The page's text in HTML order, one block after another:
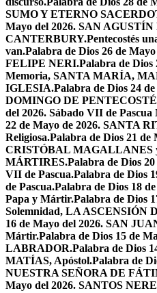
SUMO Y ETERNO
Mayo del 2026. SAN AGUSTÍN
CANTERBURY.Pentecostés
van.Palabra de Dios 26 de
FELIPE NERI.Palabra de Dios
Memoria, SANTA MARÍA,
IGLESIA.Palabra de Dios 24
DOMINGO DE
del 2026. Sábado VII de
22 de Mayo de 2026. SANTA
Religiosa.Palabra de Dios 21 de
CRISTÓBAL MAGALLANES
MÁRTIRES.Palabra de Dios
VII de Pascua.Palabra de Dios
de Pascua.Palabra de Dios 18
Papa y Mártir.Palabra de Dios
Solemnidad, LA ASCENSIÓN
16 de Mayo del 2026. SAN
Mártir.Palabra de Dios 15 de
LABRADOR.Palabra de Dios
MATÍAS, Apóstol.Palabra de
NUESTRA SEÑORA DE
Mayo del 2026. SANTOS